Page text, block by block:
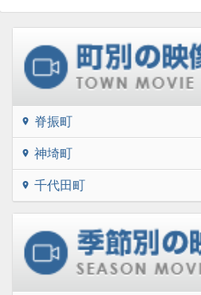
location_on 脊振町
location_on 神埼町
location_on 千代田町